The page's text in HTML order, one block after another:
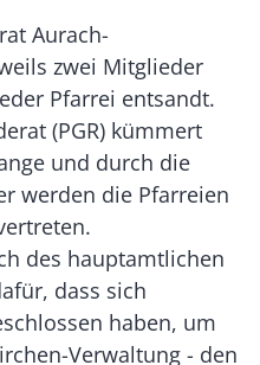
Aurach-
zwei Mitglieder
Pfarrei entsandt.
(PGR) kümmert
und durch die
werden die Pfarreien
des hauptamtlichen
dass sich
haben, um
Verwaltung - den